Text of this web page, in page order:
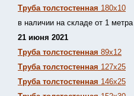
Труба толстостенная 180х10
в наличии на складе от 1 метра
21 июня 2021
Труба толстостенная 89х12
Труба толстостенная 127х25
Труба толстостенная 146х25